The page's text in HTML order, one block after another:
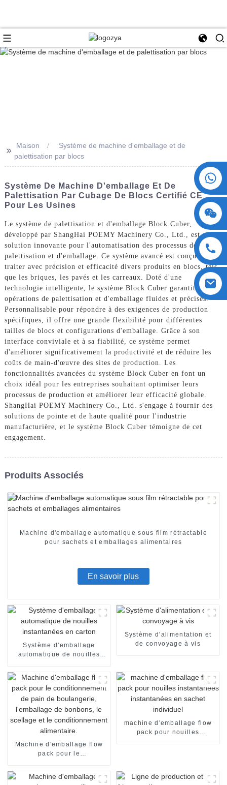
>>
Maison
Système de machine d'emballage et de
palettisation par blocs
Système De Machine D'emballage Et De
Palettisation Par Cubage De Blocs Certifié CE
Pour Les Usines
Le système de palettisation et d'emballage Block Cuber,
développé par ShangHai POEMY Machinery Co., Ltd., est une
solution innovante pour l'automatisation des processus de
palettisation et d'emballage. Ce système avancé est conçu pour
traiter avec précision et efficacité divers produits en blocs, tels
que les briques, les pavés et les carreaux. Doté d'une
technologie intelligente, le système Block Cuber garantit des
opérations de palettisation et d'emballage fluides et précises.
Personnalisable pour répondre à des exigences de production
spécifiques, il offre une grande flexibilité pour différentes
tailles de blocs et configurations d'emballage. Grâce à son
interface conviviale et à sa fiabilité, ce système permet
d'améliorer significativement la productivité et de réduire les
coûts de main-d'œuvre des sites de production. Les
fonctionnalités avancées du système Block Cuber en font un
choix idéal pour les entreprises souhaitant optimiser leurs
processus de production et améliorer leur efficacité globale.
ShangHai POEMY Machinery Co., Ltd. s'engage à fournir des
solutions de pointe et de haute qualité pour l'industrie
manufacturière, et le système Block Cuber témoigne de cet
engagement.
Produits Associés
Machine d'emballage automatique sous film rétractable
pour sachets et emballages alimentaires
En savoir plus
Système d'emballage
automatique de nouilles
Système d'alimentation et
de convoyage à vis
Machine d'emballage flow
pack pour le
boulangerie, l'emballage de
bonbons, le scellage et le
machine d'emballage flow
pack pour nouilles